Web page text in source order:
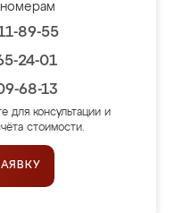
номерам
89-55
24-01
68-13
для консультации и
стоимости.